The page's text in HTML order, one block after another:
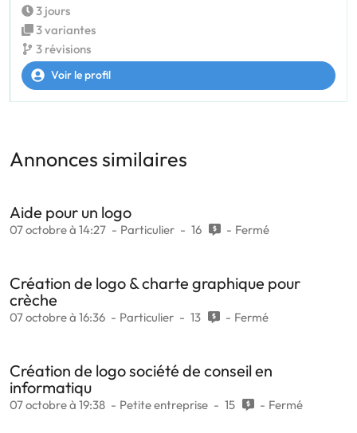
3 jours
3 variantes
3 révisions
Voir le profil
Annonces similaires
Aide pour un logo
07 octobre à 14:27 Particulier 16 Fermé
Création de logo & charte graphique pour
crèche
07 octobre à 16:36 Particulier 13 Fermé
Création de logo société de conseil en
informatiqu
07 octobre à 19:38 Petite entreprise 15 Fermé